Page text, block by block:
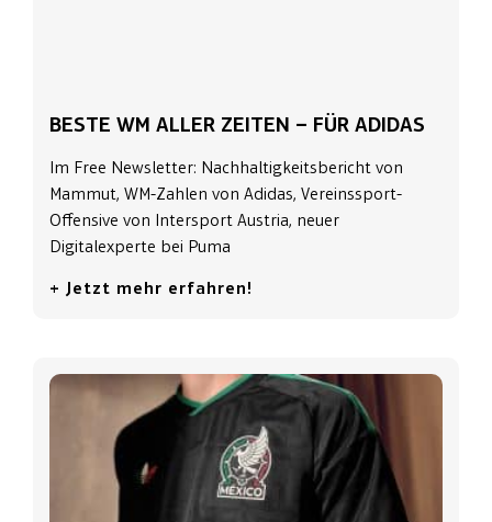
BESTE WM ALLER ZEITEN – FÜR ADIDAS
Im Free Newsletter: Nachhaltigkeitsbericht von
Mammut, WM-Zahlen von Adidas, Vereinssport-
Offensive von Intersport Austria, neuer
Digitalexperte bei Puma
+ Jetzt mehr erfahren!